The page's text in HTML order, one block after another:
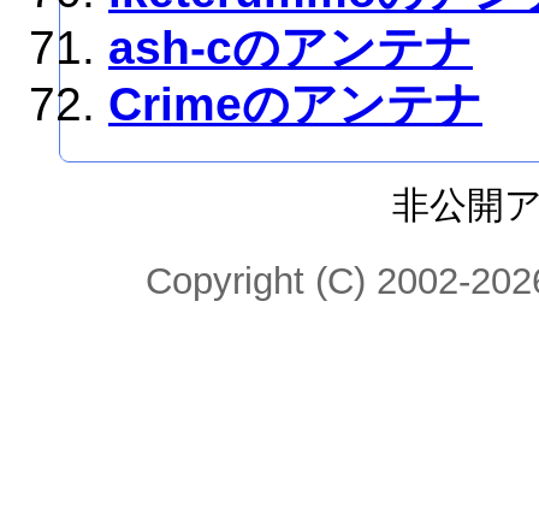
ash-cのアンテナ
Crimeのアンテナ
非公開
Copyright (C) 2002-